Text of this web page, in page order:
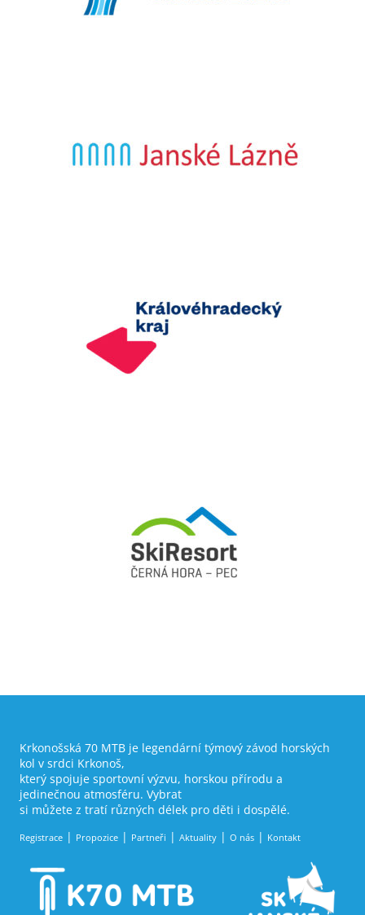
Krkonošská 70 MTB je legendární týmový závod horských
kol v srdci Krkonoš,
který spojuje sportovní výzvu, horskou přírodu a
jedinečnou atmosféru. Vybrat
si můžete z tratí různých délek pro děti i dospělé.
Registrace Propozice Partneři Aktuality O nás Kontakt